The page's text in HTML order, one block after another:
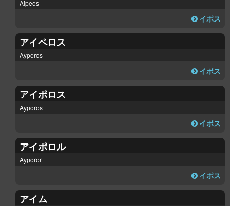
Aipeos
イポス
アイペロス
Ayperos
イポス
アイポロス
Ayporos
イポス
アイポロル
Ayporor
イポス
アイム